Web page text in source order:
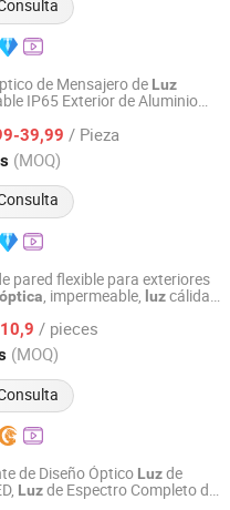
de Mensajero de Luz
IP65 Exterior de Aluminio
de Calle Solar LED
39,99 / Pieza
(MOQ)
Application Co.,
Desde 2023
pared flexible para exteriores
óptica, impermeable, luzcálida
/ pieces
(MOQ)
Co., Ltd.
Desde 2017
de Diseño Óptico Luzde
Luzde Espectro Completo de
Co., Ltd